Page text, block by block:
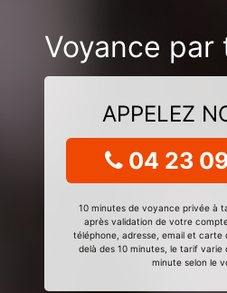
Voyance par
APPELEZ
04 23
10 minutes de voyance privée à
après validation de votre
téléphone, adresse, email et carte
delà des 10 minutes, le tarif varie
minute selon le